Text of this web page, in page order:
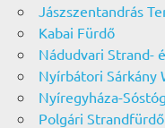
Jászszentandrás
Kabai Fürdő
Nádudvari Strand-
Nyírbátori Sárkány
Nyíregyháza-
Polgári Strandfürdő